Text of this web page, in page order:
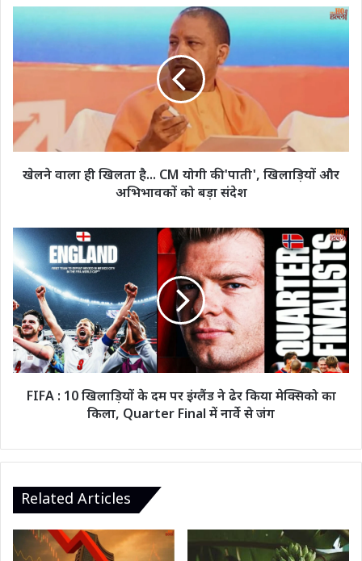
खेलने
खिलता
CM
की
'पाती',
खिलाड़ियों
और
बड़ा
संदेश
खेलने वाला ही खिलता है... CM योगी की 'पाती', खिलाड़ियों और
अभिभावकों को बड़ा संदेश
FIFA
:
10
खिलाड़ियों
के
दम
पर
इंग्लैंड
ने
किया
Final
जंग
FIFA : 10 खिलाड़ियों के दम पर इंग्लैंड ने ढेर किया मेक्सिको का
किला, Quarter Final में नार्वे से जंग
Related Articles